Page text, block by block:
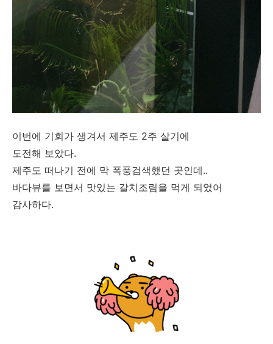
이번에 기회가 생겨서 제주도 2주 살기에
도전해 보았다.
제주도 떠나기 전에 막 폭풍검색했던 곳인데..
바다뷰를 보면서 맛있는 갈치조림을 먹게 되었어
감사하다.